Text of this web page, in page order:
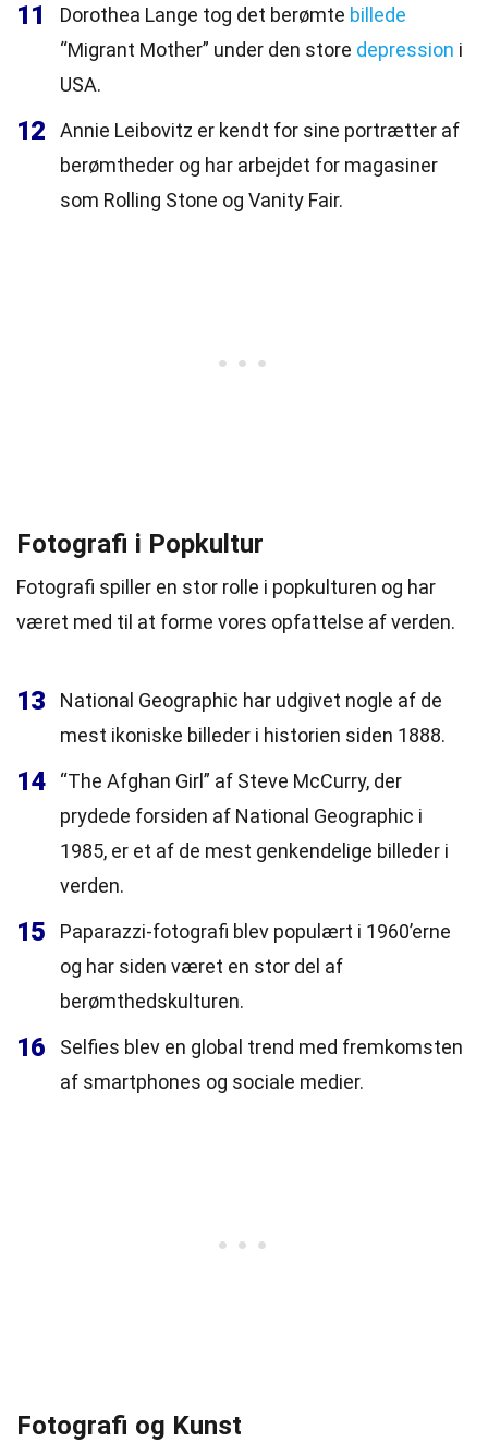
11 Dorothea Lange tog det berømte billede
“Migrant Mother” under den store depression i
USA.
12
Annie Leibovitz er kendt for sine portrætter af
berømtheder og har arbejdet for magasiner
som Rolling Stone og Vanity Fair.
Fotografi i Popkultur
Fotografi spiller en stor rolle i popkulturen og har
været med til at forme vores opfattelse af verden.
13
National Geographic har udgivet nogle af de
mest ikoniske billeder i historien siden 1888.
14
“The Afghan Girl” af Steve McCurry, der
prydede forsiden af National Geographic i
1985, er et af de mest genkendelige billeder i
verden.
15
Paparazzi-fotografi blev populært i 1960’erne
og har siden været en stor del af
berømthedskulturen.
16
Selfies blev en global trend med fremkomsten
af smartphones og sociale medier.
Fotografi og Kunst